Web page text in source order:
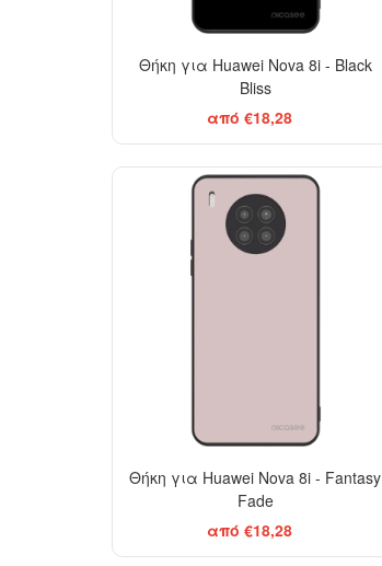
Θήκη για Huawei Nova 8i - Black
Bliss
από €18,28
Θήκη για Huawei Nova 8i - Fantasy
Fade
από €18,28